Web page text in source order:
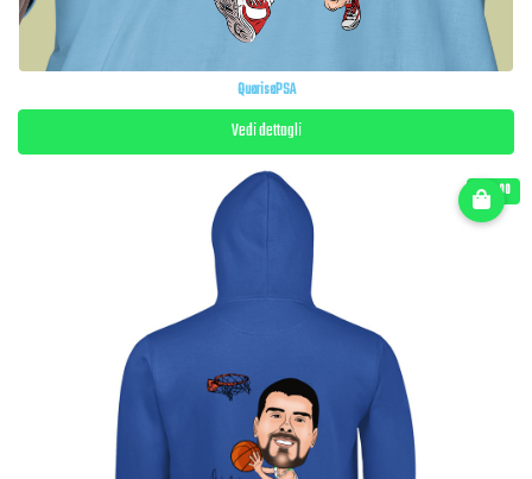
QuarisaPSA
Vedi dettagli
€ 45.00